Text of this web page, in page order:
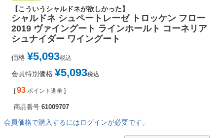
【こういうシャルドネが欲しかった】
シャルドネ シュペートレーゼ トロッケン フロー
2019 ヴァイングート ラインホールト コーネリア
シュナイダー ワイングート
価格 ¥5,093税込
会員特別価格 ¥5,093税込
[ 93 ポイント進呈 ]
商品番号 61009707
会員価格で購入するにはログインが必要です。